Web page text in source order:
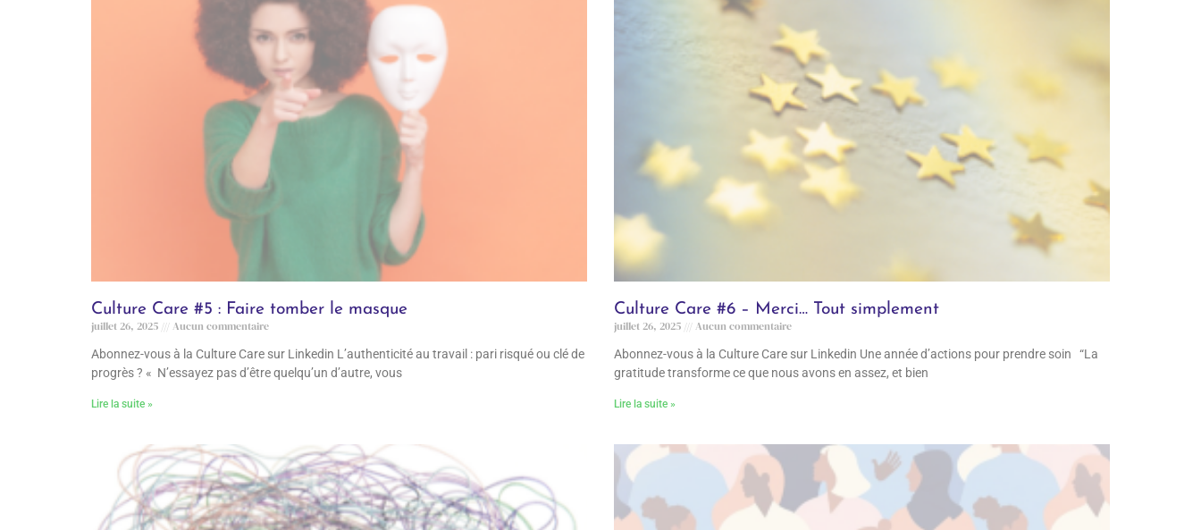
Culture Care #5 : Faire tomber le masque
juillet 26, 2025
Aucun commentaire
Abonnez-vous à la Culture Care sur Linkedin L’authenticité au travail : pari risqué ou clé de
progrès ? « N’essayez pas d’être quelqu’un d’autre, vous
Lire la suite »
Culture Care #6 – Merci… Tout simplement
juillet 26, 2025
Aucun commentaire
Abonnez-vous à la Culture Care sur Linkedin Une année d’actions pour prendre soin “La
gratitude transforme ce que nous avons en assez, et bien
Lire la suite »